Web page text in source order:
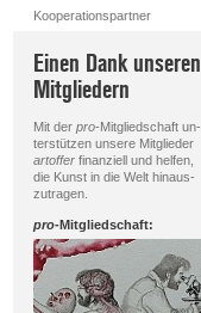
Kooperationspartner
Einen Dank unseren
Mitgliedern
Mit der pro-Mitgliedschaft un-
terstützen unsere Mitglieder
artofferfinanziell und helfen,
die Kunst in die Welt hinaus-
zutragen.
pro-Mitgliedschaft: